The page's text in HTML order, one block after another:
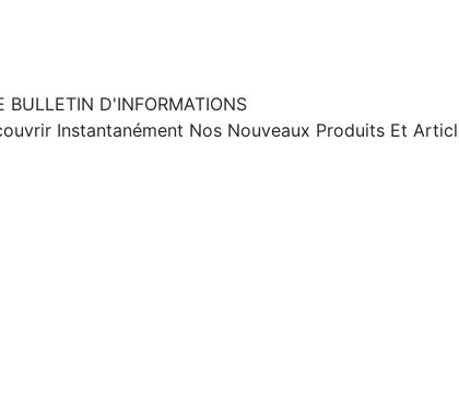
BULLETIN D'INFORMATIONS
Instantanément Nos Nouveaux Produits Et